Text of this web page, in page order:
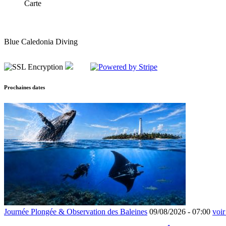
Carte
Blue Caledonia Diving
Prochaines dates
Journée Plongée & Observation des Baleines 09/08/2026 - 07:00 voir